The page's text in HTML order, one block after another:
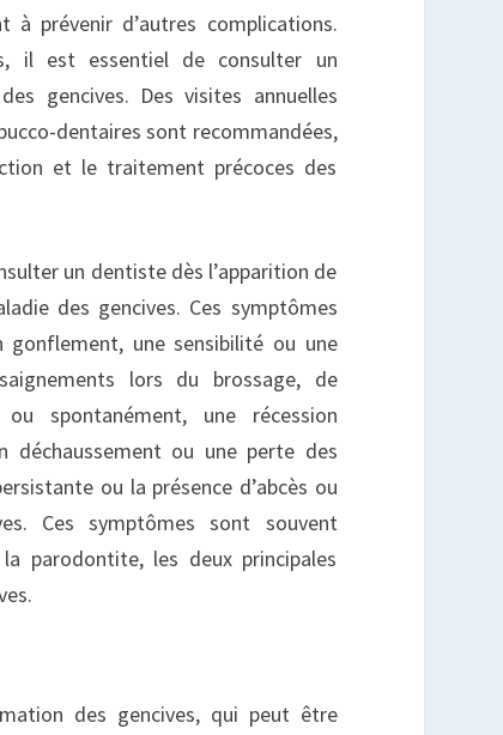
à prévenir d’autres complications.
il est essentiel de consulter un
gencives. Des visites annuelles
dentaires sont recommandées,
et le traitement précoces des
un dentiste dès l’apparition de
des gencives. Ces symptômes
gonflement, une sensibilité ou une
lors du brossage, de
spontanément, une récession
déchaussement ou une perte des
ou la présence d’abcès ou
Ces symptômes sont souvent
parodontite, les deux principales
des gencives, qui peut être